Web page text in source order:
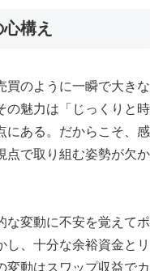
構え
買のように一瞬で大きな
の魅力は「じっくりと時
にある。だからこそ、感
点で取り組む姿勢が欠か
な変動に不安を覚えてポ
し、十分な余裕資金とリ
変動はスワップ収益でカ